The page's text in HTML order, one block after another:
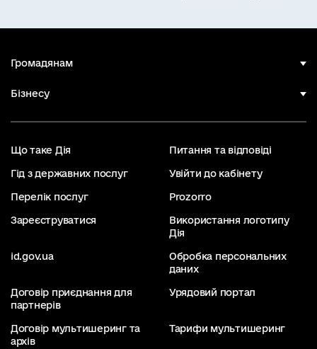
Громадянам
Бізнесу
Що таке Дія Питання та відповіді
Гід з державних послуг Увійти до кабінету
Перелік послуг Prozorro
Зареєструватися
Використання логотипу
Дія
id.gov.ua
Обробка персональних
даних
Договір приєднання для
партнерів
Урядовий портал
Договір мультишеринг та
архів
Тарифи мультишеринг